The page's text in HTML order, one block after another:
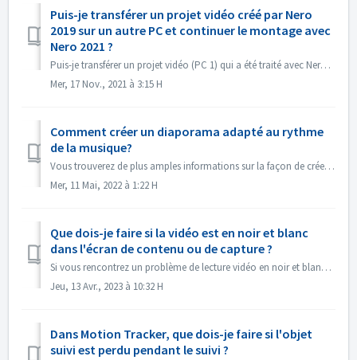
Puis-je transférer un projet vidéo créé par Nero
2019 sur un autre PC et continuer le montage avec
Nero 2021 ?
Puis-je transférer un projet vidéo (PC 1) qui a été traité avec Nero 2019 vers un autre PC (PC 2) et continuer le montage avec Nero 2021 ? Oui, vous pouvez ...
Mer, 17 Nov., 2021 à 3:15 H
Comment créer un diaporama adapté au rythme
de la musique?
Vous trouverez de plus amples informations sur la façon de créer un diaporama en fonction du rythme de la musique sous le lien suivant : Créer un diaporama ...
Mer, 11 Mai, 2022 à 1:22 H
Que dois-je faire si la vidéo est en noir et blanc
dans l'écran de contenu ou de capture ?
Si vous rencontrez un problème de lecture vidéo en noir et blanc, mais que l'exportation/la gravure se fait en couleur, veuillez mettre à jour le systèm...
Jeu, 13 Avr., 2023 à 10:32 H
Dans Motion Tracker, que dois-je faire si l'objet
suivi est perdu pendant le suivi ?